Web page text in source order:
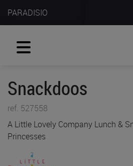
PARADISIO
Snackdoos
ref. 527558
A Little Lovely Company Lunch &
Princesses